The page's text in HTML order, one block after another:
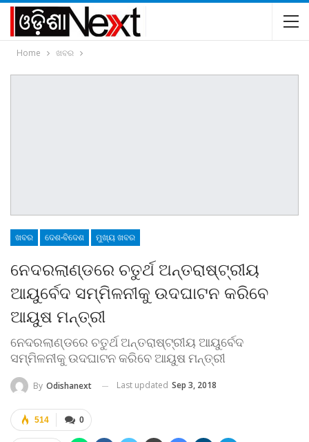
Home ଖବର
ଖବର ଦେଶ-ବିଦେଶ ମୁଖ୍ୟ ଖବର
ନେଦରଲାଣ୍ଡରେ ଚତୁର୍ଥ ଅନ୍ତରାଷ୍ଟ୍ରୀୟ
ଆୟୁର୍ବେଦ ସମ୍ମିଳନୀକୁ ଉଦଘାଟନ କରିବେ
ଆୟୁଷ ମନ୍ତ୍ରୀ
ନେଦରଲାଣ୍ଡରେ ଚତୁର୍ଥ ଅନ୍ତରାଷ୍ଟ୍ରୀୟ ଆୟୁର୍ବେଦ
ସମ୍ମିଳନୀକୁ ଉଦଘାଟନ କରିବେ ଆୟୁଷ ମନ୍ତ୍ରୀ
By Odishanext Last updated Sep 3, 2018
0
514